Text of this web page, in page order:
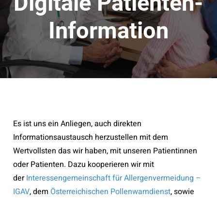
Information
Es ist uns ein Anliegen, auch direkten
Informationsaustausch herzustellen mit dem
Wertvollsten das wir haben, mit unseren Patientinnen
oder Patienten. Dazu kooperieren wir mit
derInteressengemeinschaft für Allergenvermeidung –
IGAV, dem Österreichischen Pollenwarndienst, sowie